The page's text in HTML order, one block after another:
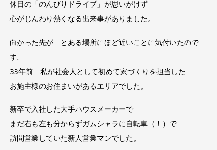
休日の「のんびりドライブ」が思いがけず
心がじんわり熱くなる出来事がありました。
向かった先が とある場所にほど近いことに気付いたので
す。
33年前 私が社会人として初めて家づくりを担当した
お施主様のお住まいがあるエリアでした。
新卒で入社した大手ハウスメーカーで
まだ右も左も分からずガムシャラに自転車（！）で
訪問営業していた新人営業マンでした。